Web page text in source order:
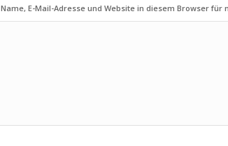
Name, E-Mail-Adresse und Website in diesem Browser